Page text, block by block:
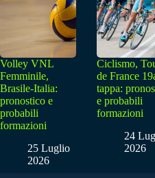
Volley VNL
Femminile,
Brasile-Italia:
pronostico e
probabili
formazioni
25 Luglio
2026
Ciclismo,
de France
tappa:
e probabili
formazioni
24
2026